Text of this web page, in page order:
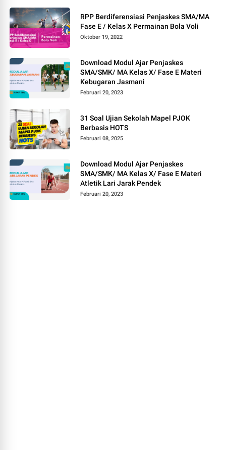
RPP Berdiferensiasi Penjaskes SMA/MA
Fase E / Kelas X Permainan Bola Voli
Oktober 19, 2022
Download Modul Ajar Penjaskes
SMA/SMK/ MA Kelas X/ Fase E Materi
Kebugaran Jasmani
Februari 20, 2023
31 Soal Ujian Sekolah Mapel PJOK
Berbasis HOTS
Februari 08, 2025
Download Modul Ajar Penjaskes
SMA/SMK/ MA Kelas X/ Fase E Materi
Atletik Lari Jarak Pendek
Februari 20, 2023